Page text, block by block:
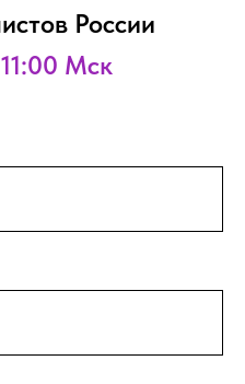
России
Мск